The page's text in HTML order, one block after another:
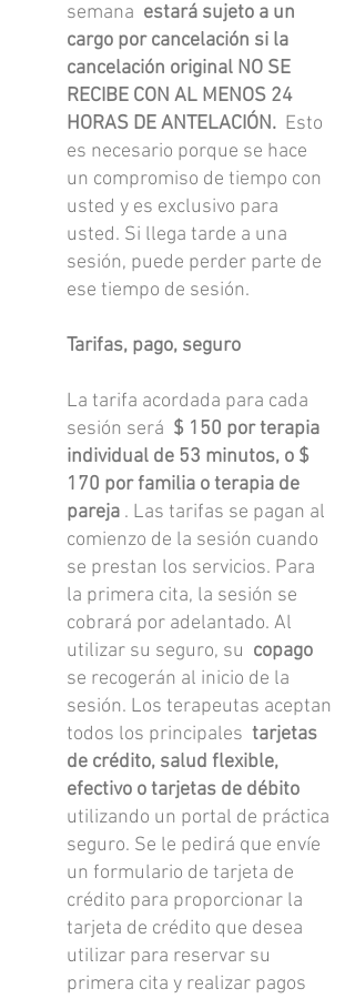
semana estará sujeto a un
cargo por cancelación si la
cancelación original NO SE
RECIBE CON AL MENOS 24
HORAS DE ANTELACIÓN. Esto
es necesario porque se hace
un compromiso de tiempo con
usted y es exclusivo para
usted. Si llega tarde a una
sesión, puede perder parte de
ese tiempo de sesión.
Tarifas, pago, seguro
La tarifa acordada para cada
sesión será $ 150 por terapia
individual de 53 minutos, o $
170 por familia o terapia de
pareja . Las tarifas se pagan al
comienzo de la sesión cuando
se prestan los servicios. Para
la primera cita, la sesión se
cobrará por adelantado. Al
utilizar su seguro, su copago
se recogerán al inicio de la
sesión. Los terapeutas aceptan
todos los principales tarjetas
de crédito, salud flexible,
efectivo o tarjetas de débito
utilizando un portal de práctica
seguro. Se le pedirá que envíe
un formulario de tarjeta de
crédito para proporcionar la
tarjeta de crédito que desea
utilizar para reservar su
primera cita y realizar pagos